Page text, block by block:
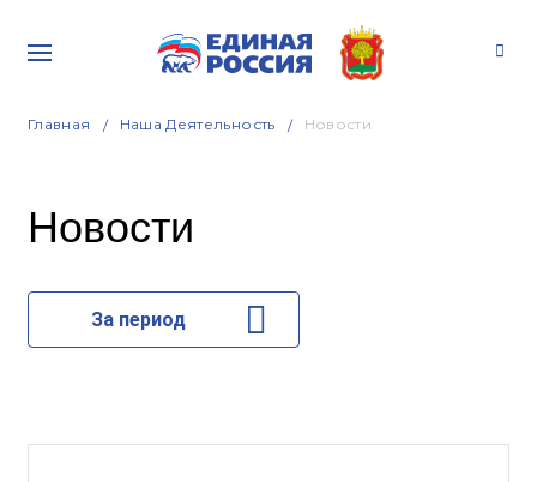
Главная Наша Деятельность Новости
Новости
За период